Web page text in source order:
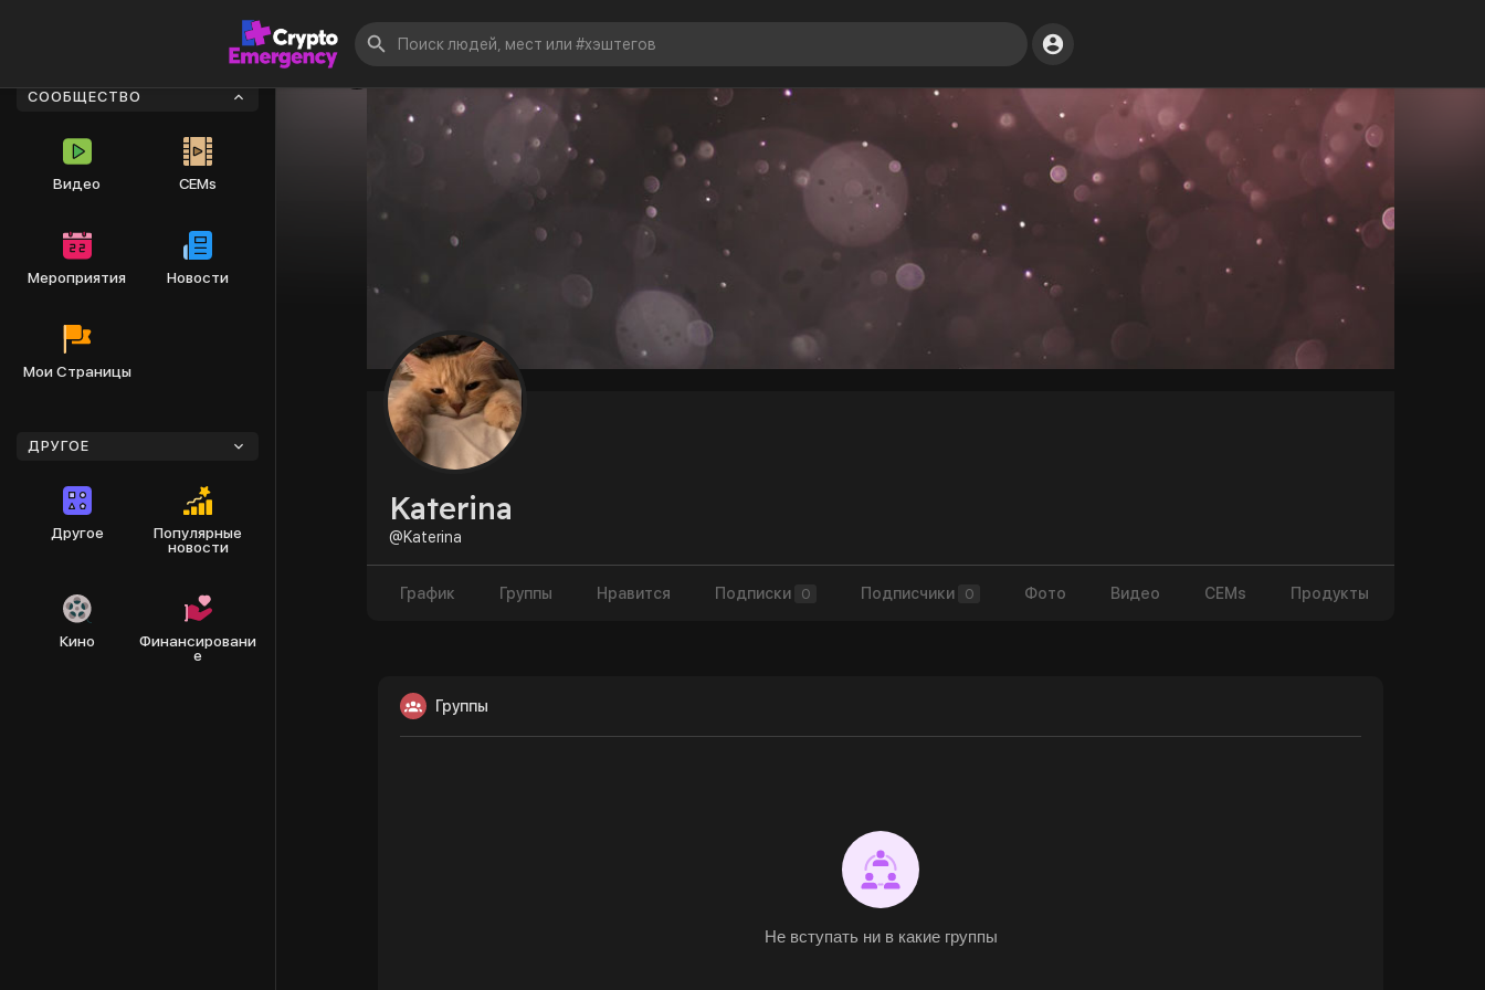
СООБЩЕСТВО
Видео CEMs
Мероприятия Новости
Мои Страницы
ДРУГОЕ
Другое
Популярные
новости
Кино
Финансировани
е
Katerina
@Katerina
График Группы Нравится Подписки 0 Подписчики 0 Фото Видео CEMs Продукты
Группы
Не вступать ни в какие группы